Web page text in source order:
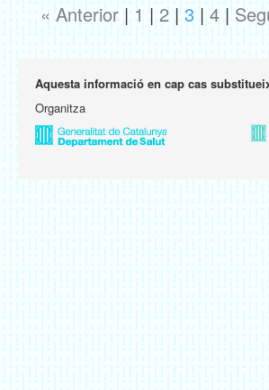
« Anterior | 1 | 2 | 3 | 4 |
Aquesta informació en cap cas
Organitza